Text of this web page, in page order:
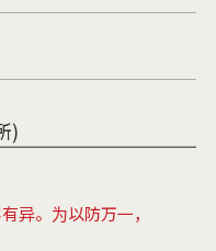
)
异。为以防万一，